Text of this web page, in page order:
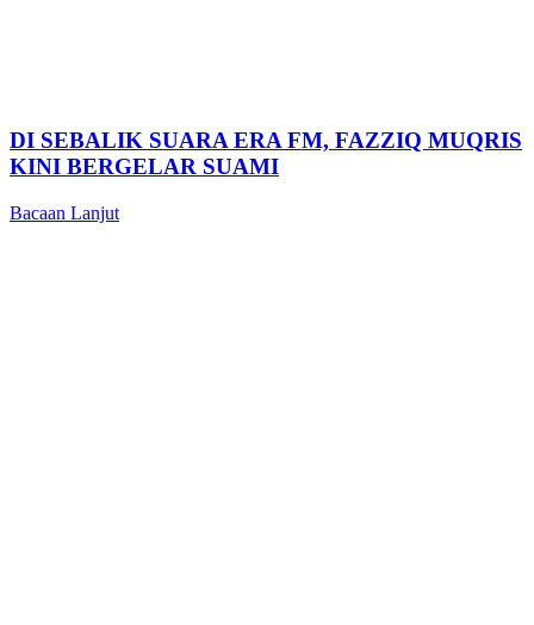
DI SEBALIK SUARA ERA FM, FAZZIQ MUQRIS
KINI BERGELAR SUAMI
Bacaan Lanjut